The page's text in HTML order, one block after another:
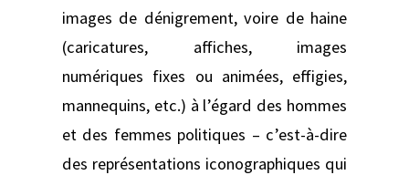
images de dénigrement, voire de haine
(caricatures, affiches, images
numériques fixes ou animées, effigies,
mannequins, etc.) à l’égard des hommes
et des femmes politiques – c’est-à-dire
des représentations iconographiques qui